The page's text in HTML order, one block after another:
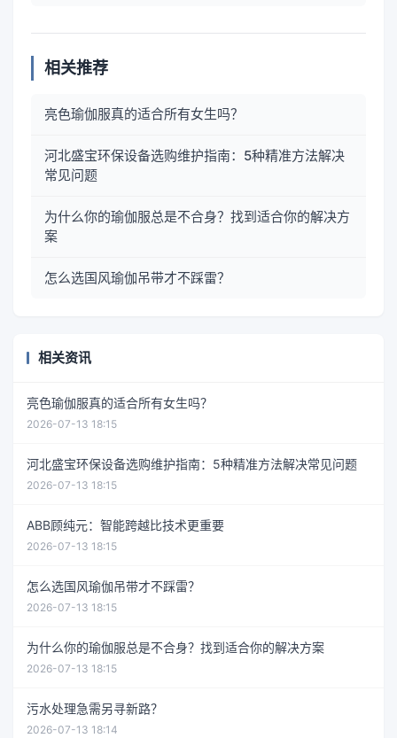
相关推荐
亮色瑜伽服真的适合所有女生吗？
河北盛宝环保设备选购维护指南：5种精准方法解决
常见问题
为什么你的瑜伽服总是不合身？找到适合你的解决方
案
怎么选国风瑜伽吊带才不踩雷？
相关资讯
亮色瑜伽服真的适合所有女生吗？
2026-07-13 18:15
河北盛宝环保设备选购维护指南：5种精准方法解决常见问题
2026-07-13 18:15
ABB顾纯元：智能跨越比技术更重要
2026-07-13 18:15
怎么选国风瑜伽吊带才不踩雷？
2026-07-13 18:15
为什么你的瑜伽服总是不合身？找到适合你的解决方案
2026-07-13 18:15
污水处理急需另寻新路？
2026-07-13 18:14